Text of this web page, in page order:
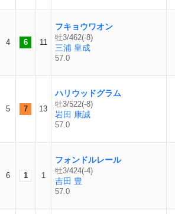
4 6 11
フキョウワオン
牡3/462(-8)
三浦 皇成
57.0
5 7 13
ハリウッドグラム
牡3/522(-8)
岩田 康誠
57.0
6 1 1
フォンドルレール
牡3/424(-4)
吉田 豊
57.0